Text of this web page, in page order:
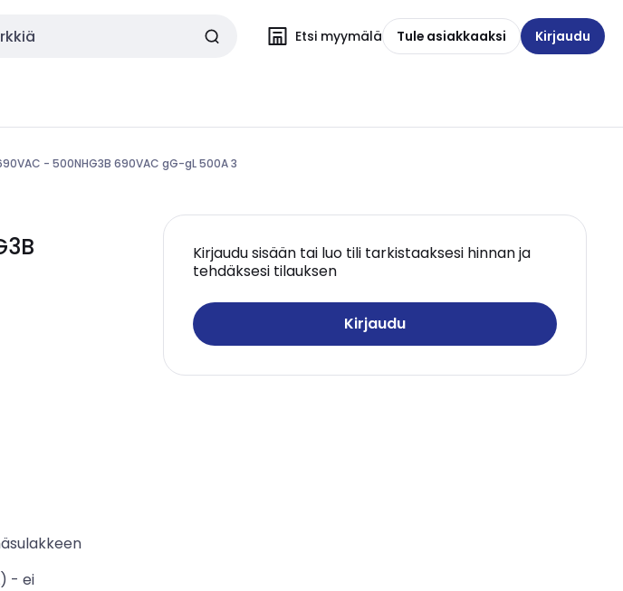
Etsi myymälä Tule asiakkaaksi Kirjaudu
- 500NHG3B 690VAC gG-gL 500A 3
Kirjaudu sisään tai luo tili tarkistaaksesi hinnan ja
tehdäksesi tilauksen
Kirjaudu
- ei